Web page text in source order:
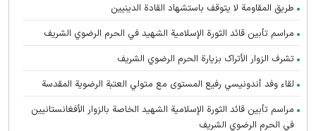
طريق المقاومة لا يتوقف باستشهاد القادة الدينيين
مراسم تأبين قائد الثورة الإسلامية الشهید في الحرم الرضوي الشریف
تشرف الزوار الأتراک بزیارة الحرم الرضوي الشریف
لقاء وفد أندونیسي رفيع المستوى مع متولي العتبة الرضوية المقدسة
مراسم تأبین قائد الثورة الإسلامية الشهيد الخاصة بالزوار الأفغانستانیین
في الحرم الرضوي الشریف